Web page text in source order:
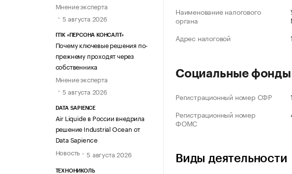
Мнение эксперта
5 августа 2026
ГПК «ПЕРСОНА КОНСАЛТ»
Почему ключевые решения по-
прежнему проходят через
собственника
Мнение эксперта
5 августа 2026
DATA SAPIENCE
Air Liquide в России внедрила
решение Industrial Ocean от
Data Sapience
Новость
5 августа 2026
ТЕХНОНИКОЛЬ
Наименование налогового
органа
Адрес налоговой
Социальные фонды
Регистрационный номер СФР
Регистрационный номер
ФОМС
Виды деятельности